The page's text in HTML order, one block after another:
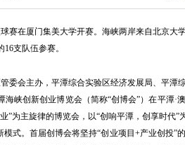
在厦门集美大学开赛。海峡两岸来自北京大
支队伍参赛。
会主办，平潭综合实验区经济发展局、平潭
海峡创新创业博览会（简称“创博会”）在平潭·
”为主旋律的博览会，以“创响平潭，创享时代”
模式。首届创博会将坚持“创业项目+产业创投”